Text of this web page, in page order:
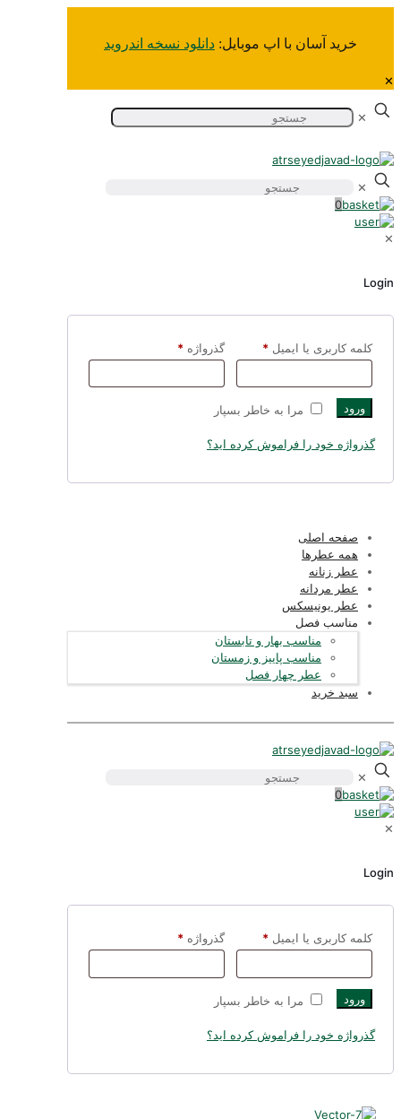
خرید آسان‌ با اپ موبایل: دانلود نسخه اندروید
✕
✕
✕
0
✕
Login
کلمه کاربری یا ایمیل * گذرواژه*
مرا به خاطر بسپار ورود
گذرواژه خود را فراموش کرده اید؟
صفحه اصلی
همه عطرها
عطر زنانه
عطر مردانه
عطر یونیسکس
مناسب فصل
مناسب بهار و تابستان
مناسب پاییز و زمستان
عطر چهار فصل
سبد خرید
✕
0
✕
Login
کلمه کاربری یا ایمیل * گذرواژه*
مرا به خاطر بسپار ورود
گذرواژه خود را فراموش کرده اید؟